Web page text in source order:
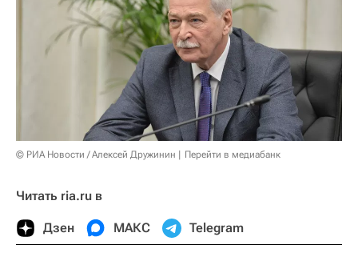
© РИА Новости / Алексей Дружинин Перейти в медиабанк
Читать ria.ru в
Дзен МАКС Telegram